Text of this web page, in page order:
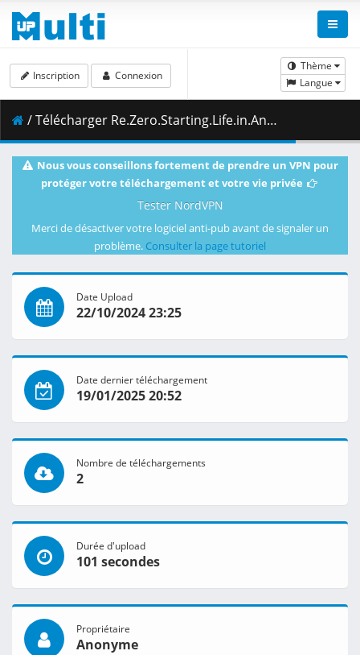
Thème
Langue
Inscription Connexion
/ Télécharger Re.Zero.Starting.Life.in.Another.World.S03E01.1080p.WEBRip.DDP2.0.x265-RaiN.mkv.004 ( 483.49 MB )
Nous vous conseillons fortement de prendre un VPN pour
protéger votre téléchargement et votre vie privée
Tester NordVPN
Merci de désactiver votre logiciel anti-pub avant de signaler un
problème. Consulter la page tutoriel
Date Upload
22/10/2024 23:25
Date dernier téléchargement
19/01/2025 20:52
Nombre de téléchargements
2
Durée d'upload
101 secondes
Propriétaire
Anonyme